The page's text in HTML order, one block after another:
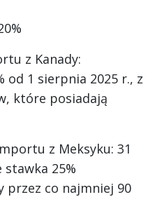
z Kanady:
od 1 sierpnia 2025 r., z
które posiadają
z Meksyku: 31
stawka 25%
przez co najmniej 90